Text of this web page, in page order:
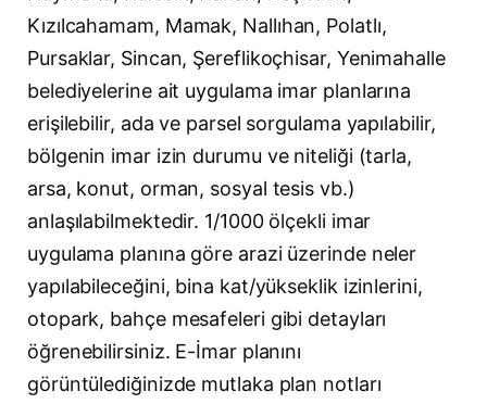
Kızılcahamam, Mamak, Nallıhan, Polatlı,
Pursaklar, Sincan, Şereflikoçhisar, Yenimahalle
belediyelerine ait uygulama imar planlarına
erişilebilir, ada ve parsel sorgulama yapılabilir,
bölgenin imar izin durumu ve niteliği (tarla,
arsa, konut, orman, sosyal tesis vb.)
anlaşılabilmektedir. 1/1000 ölçekli imar
uygulama planına göre arazi üzerinde neler
yapılabileceğini, bina kat/yükseklik izinlerini,
otopark, bahçe mesafeleri gibi detayları
öğrenebilirsiniz. E-İmar planını
görüntülediğinizde mutlaka plan notları